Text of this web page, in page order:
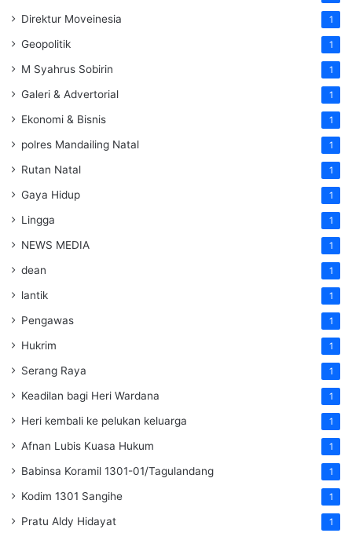
Direktur Moveinesia 1
Geopolitik 1
M Syahrus Sobirin 1
Galeri & Advertorial 1
Ekonomi & Bisnis 1
polres Mandailing Natal 1
Rutan Natal 1
Gaya Hidup 1
Lingga 1
NEWS MEDIA 1
dean 1
lantik 1
Pengawas 1
Hukrim 1
Serang Raya 1
Keadilan bagi Heri Wardana 1
Heri kembali ke pelukan keluarga 1
Afnan Lubis Kuasa Hukum 1
Babinsa Koramil 1301-01/Tagulandang 1
Kodim 1301 Sangihe 1
Pratu Aldy Hidayat 1